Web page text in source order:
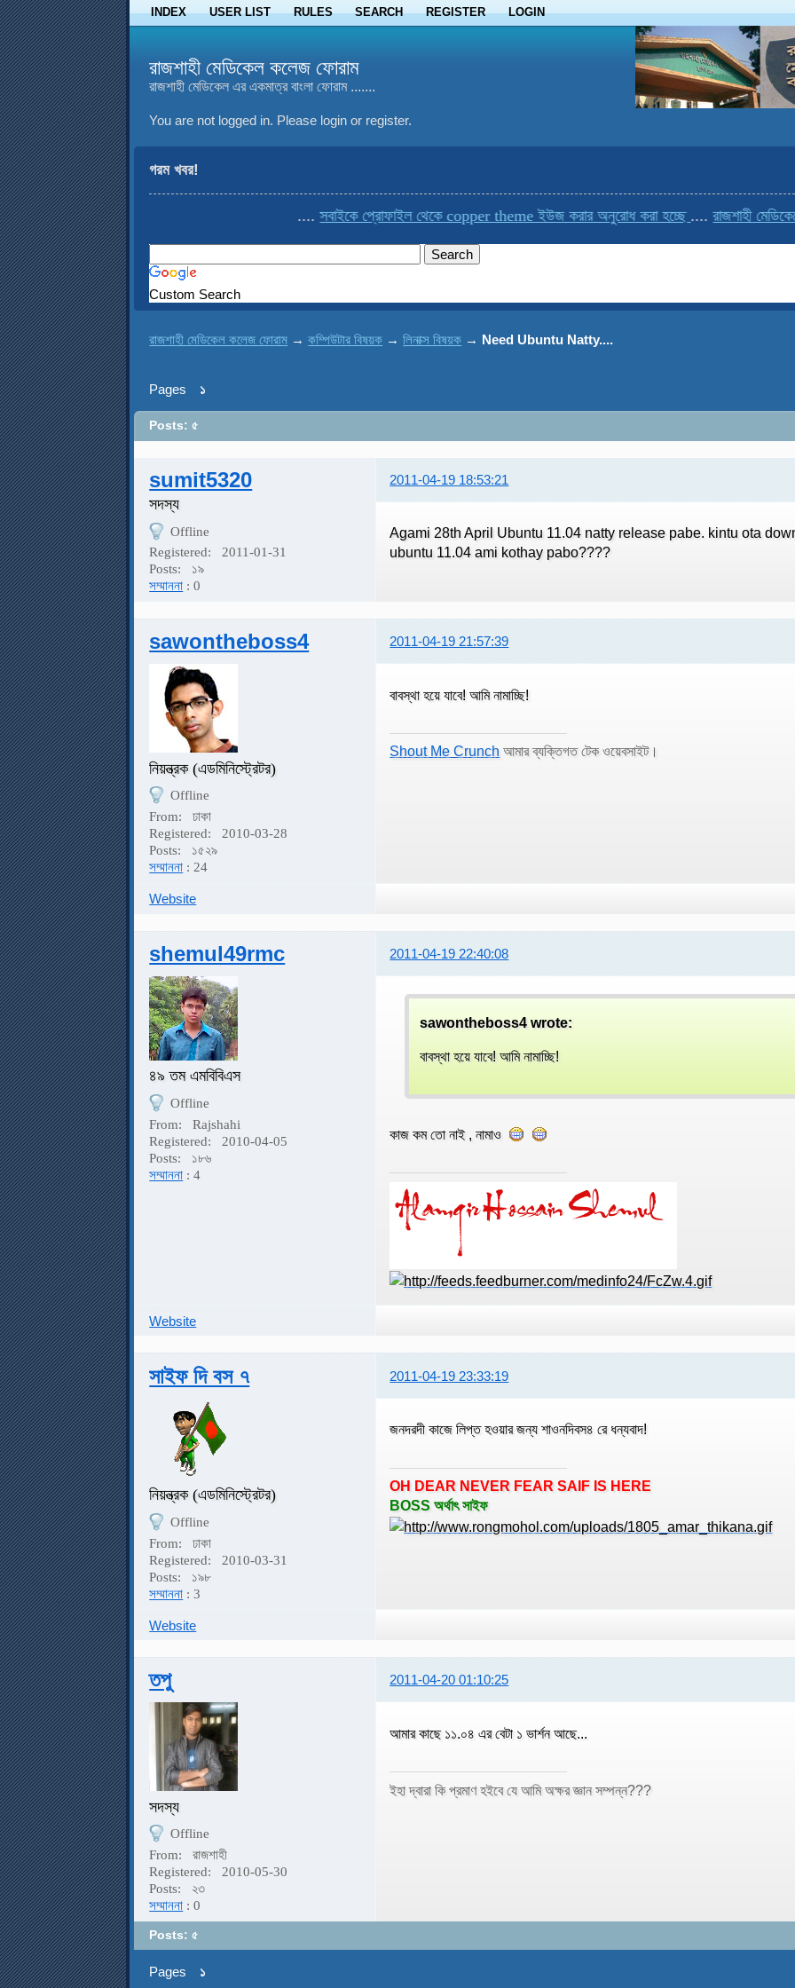
INDEX USER LIST RULES SEARCH REGISTER LOGIN
রাজশাহী মেডিকেল কলেজ ফোরাম
রাজশাহী মেডিকেল এর একমাত্র বাংলা ফোরাম .......
You are not logged in. Please login or register.
গরম খবর!
....সবাইকে প্রোফাইল থেকে copper theme ইউজ করার অনুরোধ করা হচ্ছে....রাজশাহী
Custom Search
রাজশাহী মেডিকেল কলেজ ফোরাম →কম্পিউটার বিষয়ক →লিনাক্স বিষয়ক → Need Ubuntu Natty....
Pages ১
Posts: ৫
sumit5320 2011-04-19 18:53:21
সদস্য
Offline
Registered:
2011-01-31
Posts:
১৯
সম্মাননা : 0
Agami 28th April Ubuntu 11.04 natty release pabe. kintu ota
ubuntu 11.04 ami kothay pabo????
sawontheboss4 2011-04-19 21:57:39
নিয়ন্ত্রক (এডমিনিস্ট্রেটর)
Offline
From:
ঢাকা
Registered:
2010-03-28
Posts:
১৫২৯
সম্মাননা : 24
বাবস্থা হয়ে যাবে! আমি নামাচ্ছি!
Shout Me Crunch আমার ব্যক্তিগত টেক ওয়েবসাইট।
Website
shemul49rmc 2011-04-19 22:40:08
৪৯ তম এমবিবিএস
Offline
From:
Rajshahi
Registered:
2010-04-05
Posts:
১৮৬
সম্মাননা : 4
sawontheboss4 wrote:
বাবস্থা হয়ে যাবে! আমি নামাচ্ছি!
কাজ কম তো নাই , নামাও
Website
সাইফ দি বস ৭ 2011-04-19 23:33:19
নিয়ন্ত্রক (এডমিনিস্ট্রেটর)
Offline
From:
ঢাকা
Registered:
2010-03-31
Posts:
১৯৮
সম্মাননা : 3
জনদরদী কাজে লিপ্ত হওয়ার জন্য শাওনদিবস৪ রে ধন্যবাদ!
OH DEAR NEVER FEAR SAIF IS HERE
BOSS অর্থাৎ সাইফ
Website
তপু 2011-04-20 01:10:25
সদস্য
Offline
From:
রাজশাহী
Registered:
2010-05-30
Posts:
২৩
সম্মাননা : 0
আমার কাছে ১১.০৪ এর বেটা ১ ভার্শন আছে...
ইহা দ্বারা কি প্রমাণ হইবে যে আমি অক্ষর জ্ঞান সম্পন্ন???
Posts: ৫
Pages ১